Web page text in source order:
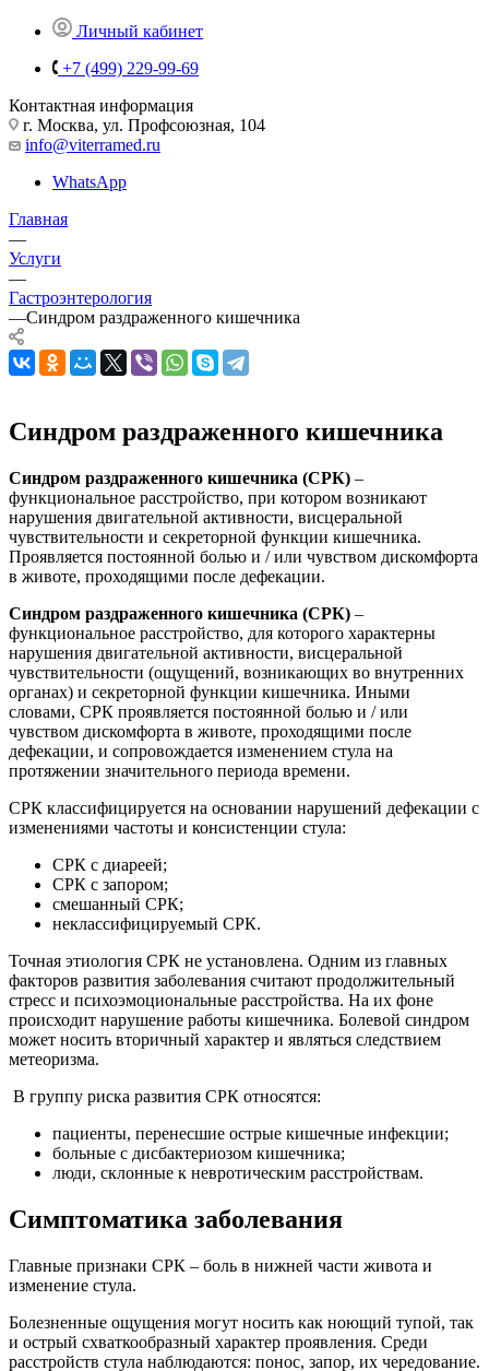
Личный кабинет
+7 (499) 229-99-69
Контактная информация
г. Москва, ул. Профсоюзная, 104
info@viterramed.ru
WhatsApp
Главная
—
Услуги
—
Гастроэнтерология
—Синдром раздраженного кишечника
Синдром раздраженного кишечника
Синдром раздраженного кишечника (СРК) –
функциональное расстройство, при котором возникают
нарушения двигательной активности, висцеральной
чувствительности и секреторной функции кишечника.
Проявляется постоянной болью и / или чувством дискомфорта
в животе, проходящими после дефекации.
Синдром раздраженного кишечника (СРК) –
функциональное расстройство, для которого характерны
нарушения двигательной активности, висцеральной
чувствительности (ощущений, возникающих во внутренних
органах) и секреторной функции кишечника. Иными
словами, СРК проявляется постоянной болью и / или
чувством дискомфорта в животе, проходящими после
дефекации, и сопровождается изменением стула на
протяжении значительного периода времени.
СРК классифицируется на основании нарушений дефекации с
изменениями частоты и консистенции стула:
СРК с диареей;
СРК с запором;
смешанный СРК;
неклассифицируемый СРК.
Точная этиология СРК не установлена. Одним из главных
факторов развития заболевания считают продолжительный
стресс и психоэмоциональные расстройства. На их фоне
происходит нарушение работы кишечника. Болевой синдром
может носить вторичный характер и являться следствием
метеоризма.
В группу риска развития СРК относятся:
пациенты, перенесшие острые кишечные инфекции;
больные с дисбактериозом кишечника;
люди, склонные к невротическим расстройствам.
Симптоматика заболевания
Главные признаки СРК – боль в нижней части живота и
изменение стула.
Болезненные ощущения могут носить как ноющий тупой, так
и острый схваткообразный характер проявления. Среди
расстройств стула наблюдаются: понос, запор, их чередование.